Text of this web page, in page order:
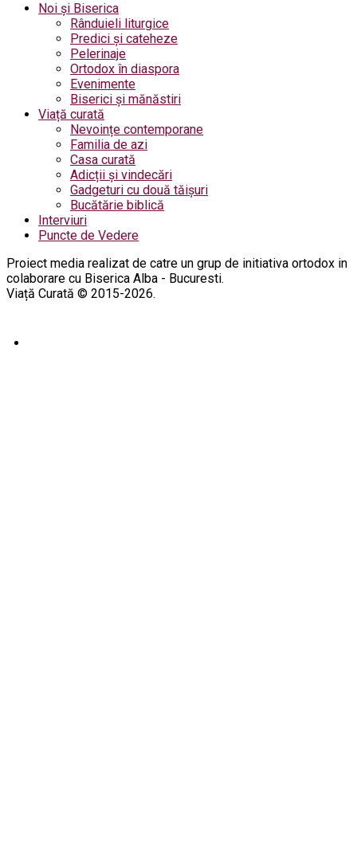
Noi și Biserica
Rânduieli liturgice
Predici și cateheze
Pelerinaje
Ortodox în diaspora
Evenimente
Biserici și mănăstiri
Viață curată
Nevoințe contemporane
Familia de azi
Casa curată
Adicții și vindecări
Gadgeturi cu două tăișuri
Bucătărie biblică
Interviuri
Puncte de Vedere
Proiect media realizat de catre un grup de initiativa ortodox in
colaborare cu Biserica Alba - Bucuresti.
Viață Curată © 2015-2026.